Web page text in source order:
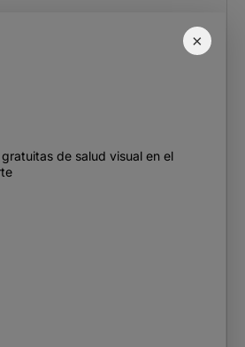
×
de salud visual en el